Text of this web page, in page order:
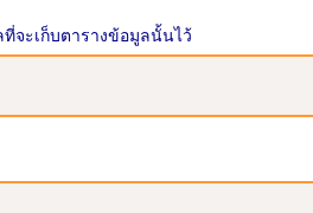
จะเก็บตารางข้อมูลนั้นไว้